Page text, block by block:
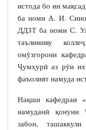
истода бо ин
ба номи А. И.
ДДЗТ ба номи С.
таълимиву
омӯзгорони
Ҷумҳурӣ аз рӯи
фаъолият намуда
Нақши кафедраи
намуданӣ қонуни
забон,